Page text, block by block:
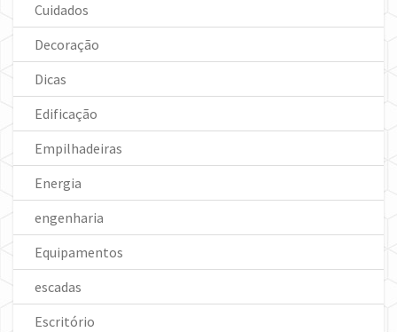
Cuidados
Decoração
Dicas
Edificação
Empilhadeiras
Energia
engenharia
Equipamentos
escadas
Escritório